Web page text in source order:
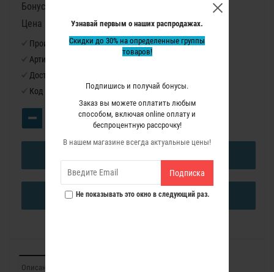
Узнавай первым о наших распродажах.
Скидки до 30% на определенные группы
товаров!
Подпишись и получай бонусы.
Заказ вы можете оплатить любым
способом, включая online оплату и
беспроцентную рассрочку!
В нашем магазине всегда актуальные цены!
Подписка
Не показывать это окно в следующий раз.
Бонусные баллы: 421
Цена в бонусных баллах: 28040
Производитель: Virutex
Артикул:
Доступность:
Код товара: 6600050
КУПИТЬ В ОДИН КЛИК
Описание